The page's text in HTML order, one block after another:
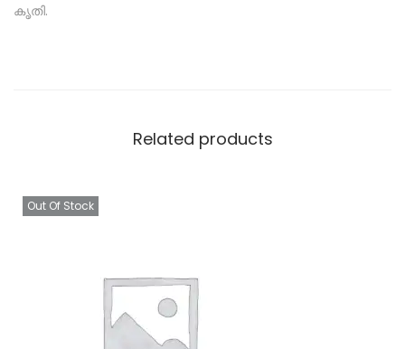
കൃതി.
Related products
Out Of Stock